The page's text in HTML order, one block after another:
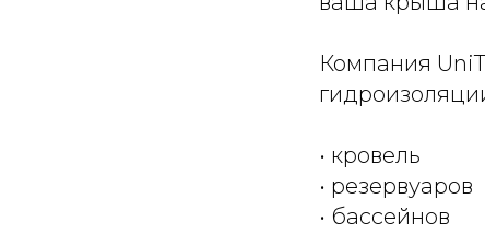
Компания
• кровель
• резервуаров
• бассейнов